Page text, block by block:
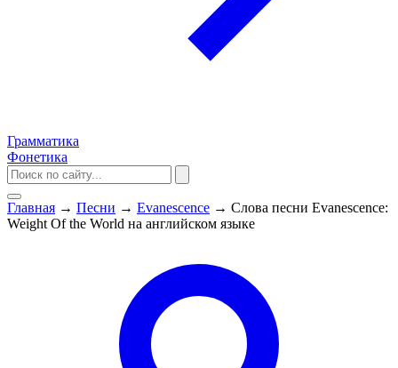
Грамматика
Фонетика
Главная → Песни → Evanescence → Слова песни Evanescence:
Weight Of the World на английском языке